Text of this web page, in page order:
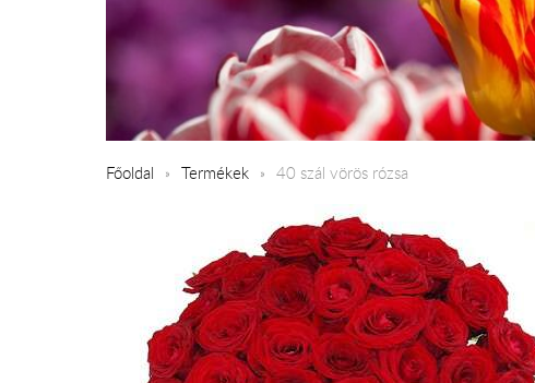
Főoldal Termékek 40 szál vörös rózsa